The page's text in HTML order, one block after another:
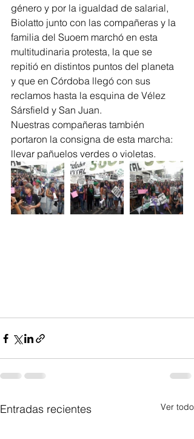
género y por la igualdad de salarial,
Biolatto junto con las compañeras y la
familia del Suoem marchó en esta
multitudinaria protesta, la que se
repitió en distintos puntos del planeta
y que en Córdoba llegó con sus
reclamos hasta la esquina de Vélez
Sársfield y San Juan.
Nuestras compañeras también
portaron la consigna de esta marcha:
llevar pañuelos verdes o violetas.
Entradas recientes Ver todo